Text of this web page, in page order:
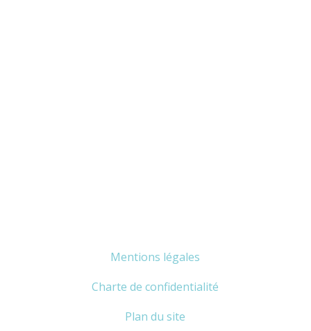
Mentions légales
Charte de confidentialité
Plan du site